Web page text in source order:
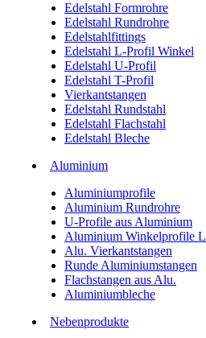
Edelstahl Formrohre
Edelstahl Rundrohre
Edelstahlfittings
Edelstahl L-Profil Winkel
Edelstahl U-Profil
Edelstahl T-Profil
Vierkantstangen
Edelstahl Rundstahl
Edelstahl Flachstahl
Edelstahl Bleche
Aluminium
Aluminiumprofile
Aluminium Rundrohre
U-Profile aus Aluminium
Aluminium Winkelprofile L
Alu. Vierkantstangen
Runde Aluminiumstangen
Flachstangen aus Alu.
Aluminiumbleche
Nebenprodukte